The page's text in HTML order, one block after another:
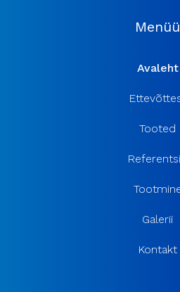
Menüü
Avaleht
Tooted
Galerii
Kontakt